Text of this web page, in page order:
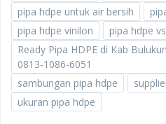
pipa hdpe untuk air bersih
pipa hdpe vinilon
pipa hdpe
Ready Pipa HDPE di Kab
0813-1086-6051
sambungan pipa hdpe
ukuran pipa hdpe